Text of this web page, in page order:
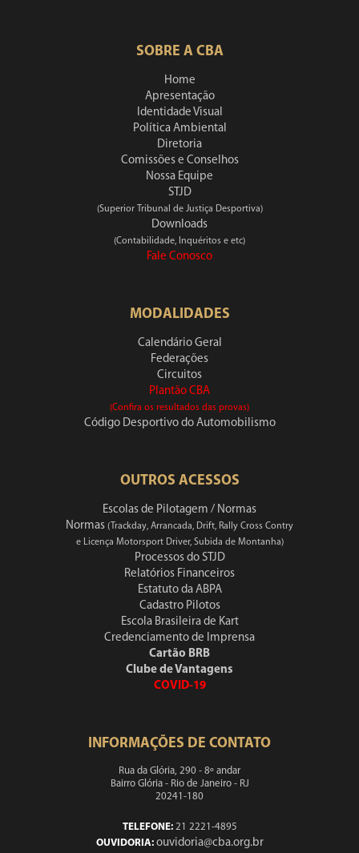
SOBRE A CBA
Home
Apresentação
Identidade Visual
Política Ambiental
Diretoria
Comissões e Conselhos
Nossa Equipe
STJD
(Superior Tribunal de Justiça Desportiva)
Downloads
(Contabilidade, Inquéritos e etc)
Fale Conosco
MODALIDADES
Calendário Geral
Federações
Circuitos
Plantão CBA
(Confira os resultados das provas)
Código Desportivo do Automobilismo
OUTROS ACESSOS
Escolas de Pilotagem / Normas
Normas (Trackday, Arrancada, Drift, Rally Cross Contry
e Licença Motorsport Driver, Subida de Montanha)
Processos do STJD
Relatórios Financeiros
Estatuto da ABPA
Cadastro Pilotos
Escola Brasileira de Kart
Credenciamento de Imprensa
Cartão BRB
Clube de Vantagens
COVID-19
INFORMAÇÕES DE CONTATO
Rua da Glória, 290 - 8º andar
Bairro Glória - Rio de Janeiro - RJ
20241-180
TELEFONE:21 2221-4895
OUVIDORIA: ouvidoria@cba.org.br